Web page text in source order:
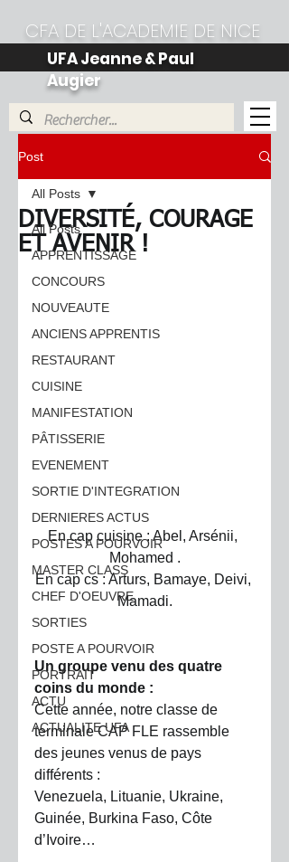
CFA DE L'ACADEMIE DE NICE
UFA Jeanne & Paul
Augier
Post
All Posts
APPRENTISSAGE
CONCOURS
NOUVEAUTE
ANCIENS APPRENTIS
RESTAURANT
CUISINE
MANIFESTATION
PÂTISSERIE
EVENEMENT
SORTIE D'INTEGRATION
DERNIERES ACTUS
POSTES A POURVOIR
MASTER CLASS
CHEF D'OEUVRE
SORTIES
POSTE A POURVOIR
PORTRAIT
ACTU
ACTUALITE UFA
All Posts
DIVERSITÉ, COURAGE
ET AVENIR !
En cap cuisine : Abel, Arsénii,
Mohamed .
En cap cs : Arturs, Bamaye, Deivi,
Mamadi.
Un groupe venu des quatre
coins du monde :
Cette année, notre classe de
terminale CAP FLE rassemble
des jeunes venus de pays
différents :
Venezuela, Lituanie, Ukraine,
Guinée, Burkina Faso, Côte
d’Ivoire…